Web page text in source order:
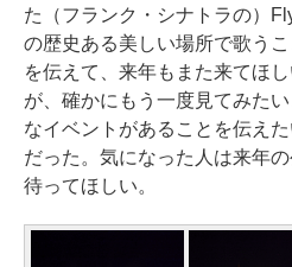
た（フランク・シナトラの）
の歴史ある美しい場所で歌う
を伝えて、来年もまた来てほ
が、確かにもう一度見てみた
なイベントがあることを伝え
だった。気になった人は来年
待ってほしい。